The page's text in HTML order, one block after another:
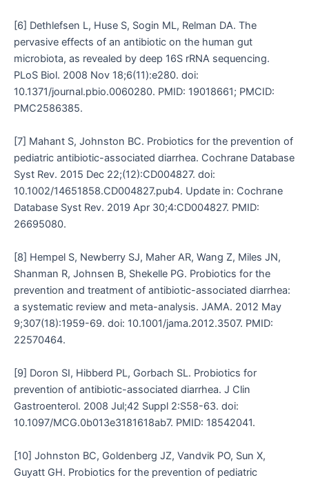
[6] Dethlefsen L, Huse S, Sogin ML, Relman DA. The
pervasive effects of an antibiotic on the human gut
microbiota, as revealed by deep 16S rRNA sequencing.
PLoS Biol. 2008 Nov 18;6(11):e280. doi:
10.1371/journal.pbio.0060280. PMID: 19018661; PMCID:
PMC2586385.
[7] Mahant S, Johnston BC. Probiotics for the prevention of
pediatric antibiotic-associated diarrhea. Cochrane Database
Syst Rev. 2015 Dec 22;(12):CD004827. doi:
10.1002/14651858.CD004827.pub4. Update in: Cochrane
Database Syst Rev. 2019 Apr 30;4:CD004827. PMID:
26695080.
[8] Hempel S, Newberry SJ, Maher AR, Wang Z, Miles JN,
Shanman R, Johnsen B, Shekelle PG. Probiotics for the
prevention and treatment of antibiotic-associated diarrhea:
a systematic review and meta-analysis. JAMA. 2012 May
9;307(18):1959-69. doi: 10.1001/jama.2012.3507. PMID:
22570464.
[9] Doron SI, Hibberd PL, Gorbach SL. Probiotics for
prevention of antibiotic-associated diarrhea. J Clin
Gastroenterol. 2008 Jul;42 Suppl 2:S58-63. doi:
10.1097/MCG.0b013e3181618ab7. PMID: 18542041.
[10] Johnston BC, Goldenberg JZ, Vandvik PO, Sun X,
Guyatt GH. Probiotics for the prevention of pediatric